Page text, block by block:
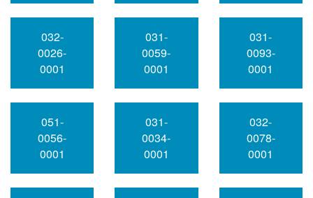
032-
0026-
0001
031-
0059-
0001
031-
0093-
0001
051-
0056-
0001
031-
0034-
0001
032-
0078-
0001